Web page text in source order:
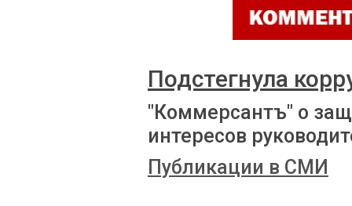
Подстегнула
"Коммерсантъ" о
интересов
Публикации в СМИ